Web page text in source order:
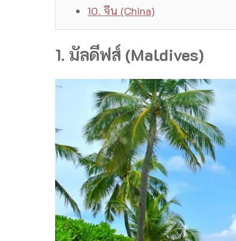
10. จีน (China)
1. มัลดีฟส์ (Maldives)